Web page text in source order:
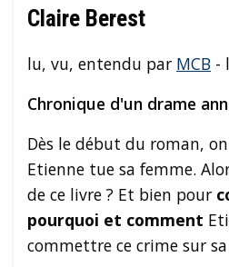
Claire Berest
lu, vu, entendu par MCB -
Chronique d'un drame
Dès le début du roman,
Etienne tue sa femme.
de ce livre ? Et bien pour
pourquoi et comment
commettre ce crime sur